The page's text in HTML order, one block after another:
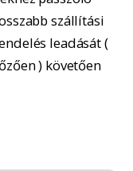
szállítási
leadását (
) követően